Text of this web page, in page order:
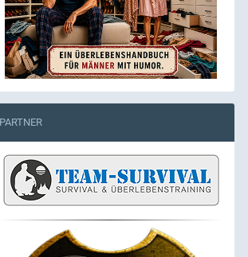
PARTNER